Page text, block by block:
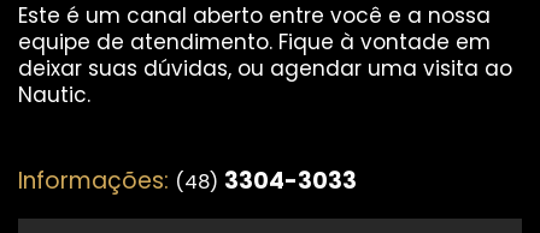
Este é um canal aberto entre você e a nossa
equipe de atendimento. Fique à vontade em
deixar suas dúvidas, ou agendar uma visita ao
Nautic.
Informações: (48) 3304-3033